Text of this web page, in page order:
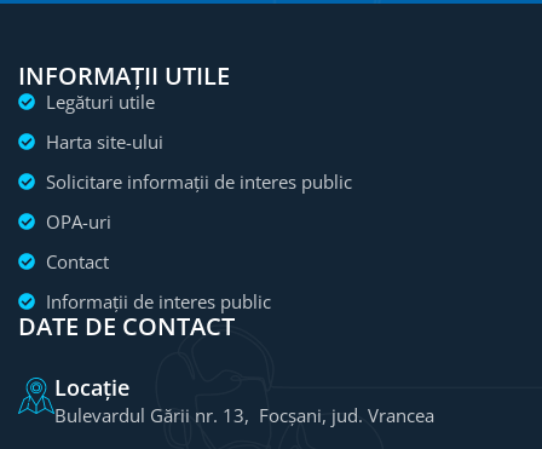
INFORMAȚII UTILE
Legături utile
Harta site-ului
Solicitare informații de interes public
OPA-uri
Contact
Informații de interes public
DATE DE CONTACT
Locație
Bulevardul Gării nr. 13, Focșani, jud. Vrancea